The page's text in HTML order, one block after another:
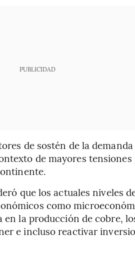
PUBLICIDAD
de sostén de la
de mayores
que los actuales niveles
como
la producción de cobre,
e incluso reactivar